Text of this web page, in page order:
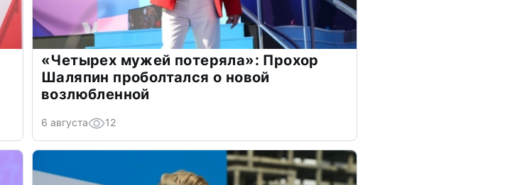
«Четырех мужей потеряла»: Прохор
Шаляпин проболтался о новой
возлюбленной
6 августа 12